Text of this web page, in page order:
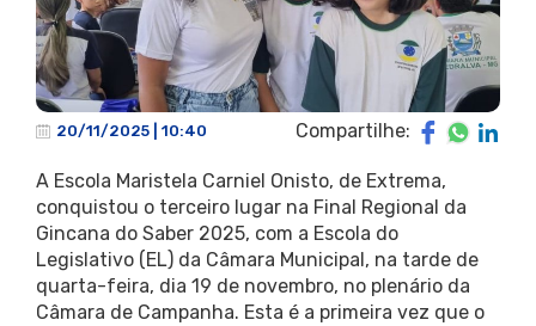
20/11/2025 | 10:40 Compartilhe:
A Escola Maristela Carniel Onisto, de Extrema,
conquistou o terceiro lugar na Final Regional da
Gincana do Saber 2025, com a Escola do
Legislativo (EL) da Câmara Municipal, na tarde de
quarta-feira, dia 19 de novembro, no plenário da
Câmara de Campanha. Esta é a primeira vez que o